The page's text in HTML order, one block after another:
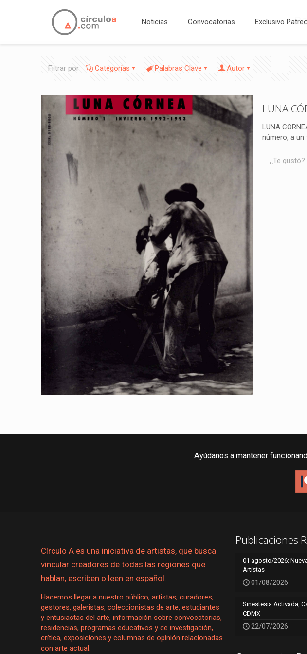
Noticias Convocatorias Exclusivo
Filtrar por Categorías Palabras Clave Autor
LUNA
LUNA
número, a un
¿Te gustó?
Ayúdanos a mantener
Círculo A es una iniciativa de artistas, que busca
vincular creadores de todas las regiones que
hablan, escriben o leen en español.
Hacemos llegar a nuestro público; artistas, curadores,
gestores, galeristas, coleccionistas de arte, estudiantes
y entusiastas del arte, información sobre convocatorias,
residencias, programas educativos y de investigación,
crítica, exposiciones y columnas de opinión relacionadas
con arte actual.
Publicaciones
01 agosto/2026:
Artistas
01/08/2026
Sinestesia Activada,
CDMX
22/07/2026